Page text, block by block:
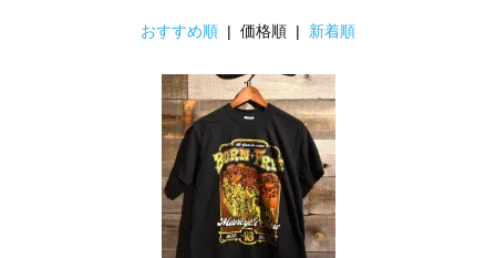
おすすめ順 | 価格順 | 新着順